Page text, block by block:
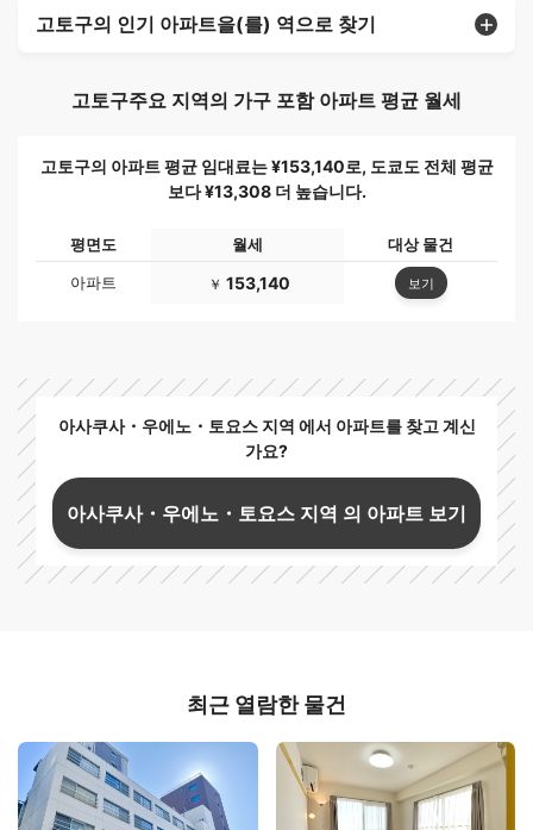
고토구의 인기 아파트을(를) 역으로 찾기
고토구주요 지역의 가구 포함 아파트 평균 월세
고토구의 아파트 평균 임대료는 ¥153,140로, 도쿄도 전체 평균
보다 ¥13,308 더 높습니다.
평면도 월세
대상 물건
아파트
￥ 153,140 보기
아사쿠사・우에노・토요스 지역 에서 아파트를 찾고 계신
가요?
아사쿠사・우에노・토요스 지역 의 아파트 보기
최근 열람한 물건